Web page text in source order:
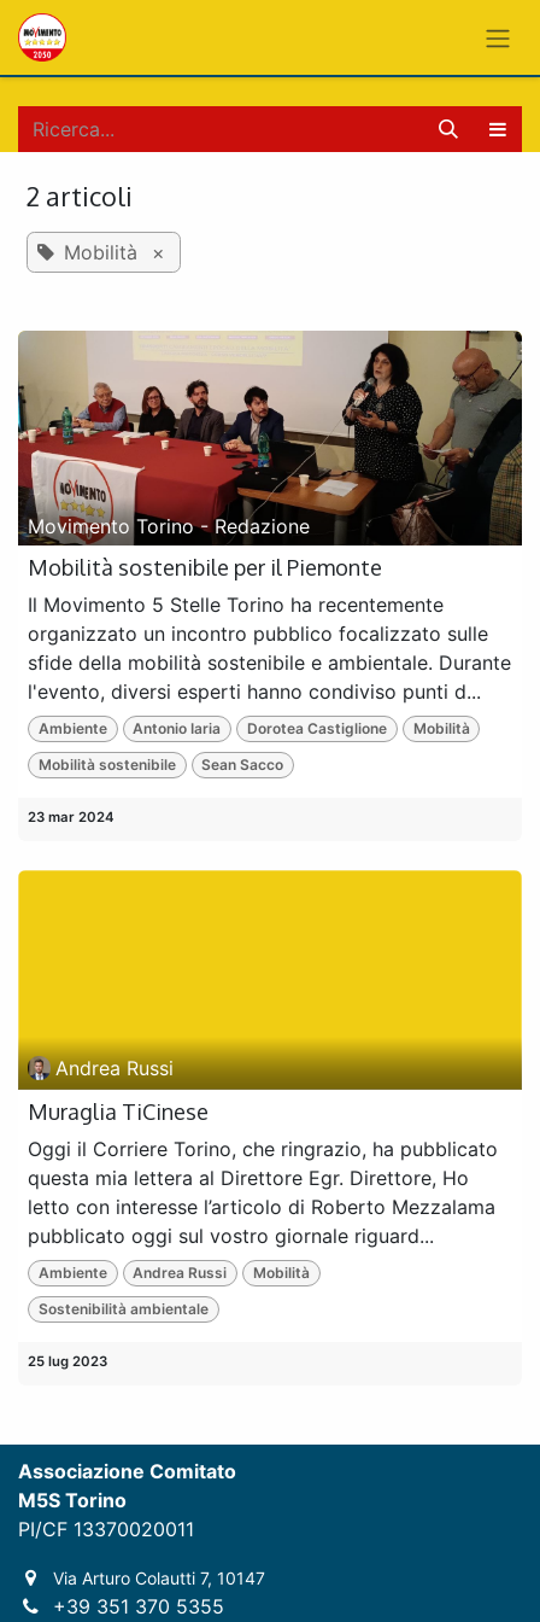
PASSA AL CONTENUTO
2 articoli
Mobilità ×
Movimento Torino - Redazione
Mobilità sostenibile per il Piemonte
Il Movimento 5 Stelle Torino ha recentemente
organizzato un incontro pubblico focalizzato sulle
sfide della mobilità sostenibile e ambientale. Durante
l'evento, diversi esperti hanno condiviso punti d...
Ambiente Antonio Iaria Dorotea Castiglione Mobilità
Mobilità sostenibile Sean Sacco
23 mar 2024
Andrea Russi
Muraglia TiCinese
Oggi il Corriere Torino, che ringrazio, ha pubblicato
questa mia lettera al Direttore Egr. Direttore, Ho
letto con interesse l’articolo di Roberto Mezzalama
pubblicato oggi sul vostro giornale riguard...
Ambiente Andrea Russi Mobilità
Sostenibilità ambientale
25 lug 2023
Associazione Comitato
M5S Torino
PI/CF 13370020011
Via Arturo Colautti 7, 10147
+39 351 370 5355